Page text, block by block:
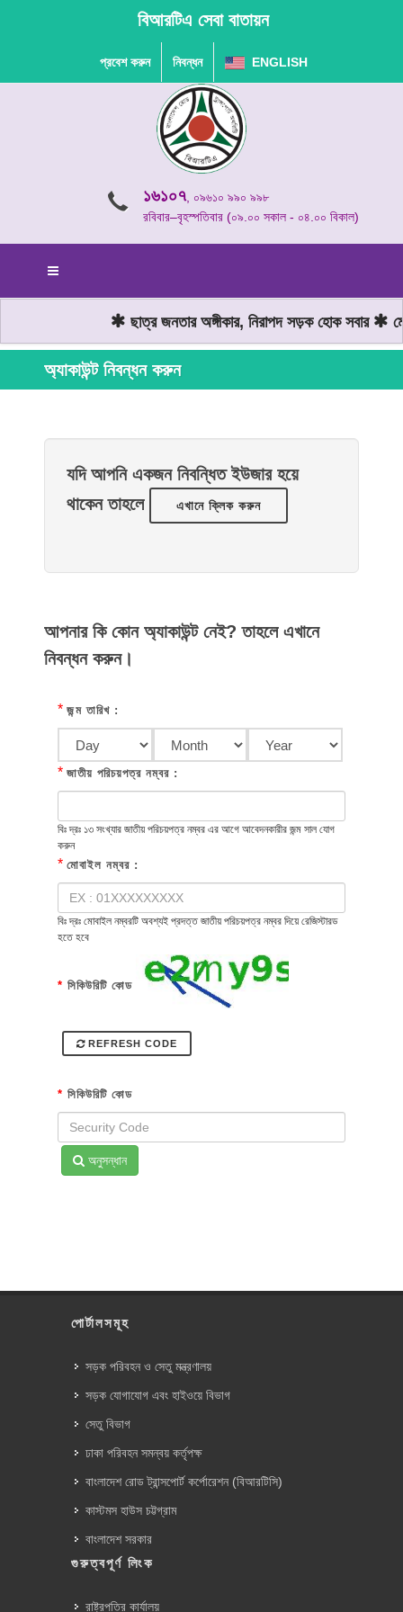
বিআরটিএ সেবা বাতায়ন
প্রবেশ করুন নিবন্ধন ENGLISH
১৬১০৭, ০৯৬১০ ৯৯০ ৯৯৮
রবিবার–বৃহস্পতিবার (০৯.০০ সকাল - ০৪.০০ বিকাল)
ছাত্র জনতার অঙ্গীকার, নিরাপদ সড়ক হোক সবার
অ্যাকাউন্ট নিবন্ধন করুন
যদি আপনি একজন নিবন্ধিত ইউজার হয়ে
থাকেন তাহলে
এখানে ক্লিক করুন
আপনার কি কোন অ্যাকাউন্ট নেই? তাহলে এখানে
নিবন্ধন করুন।
* জন্ম তারিখ :
* জাতীয় পরিচয়পত্র নম্বর :
বিঃ দ্রঃ ১৩ সংখ্যার জাতীয় পরিচয়পত্র নম্বর এর আগে আবেদনকারীর জন্ম সাল যোগ
করুন
* মোবাইল নম্বর :
বিঃ দ্রঃ মোবাইল নম্বরটি অবশ্যই প্রদত্ত জাতীয় পরিচয়পত্র নম্বর দিয়ে রেজিস্টারড
হতে হবে
* সিকিউরিটি কোড
REFRESH CODE
* সিকিউরিটি কোড
অনুসন্ধান
পোর্টালসমূহ
সড়ক পরিবহন ও সেতু মন্ত্রণালয়
সড়ক যোগাযোগ এবং হাইওয়ে বিভাগ
সেতু বিভাগ
ঢাকা পরিবহন সমন্বয় কর্তৃপক্ষ
বাংলাদেশ রোড ট্রান্সপোর্ট কর্পোরেশন (বিআরটিসি)
কাস্টমস হাউস চট্টগ্রাম
বাংলাদেশ সরকার
গুরুত্বপূর্ণ লিংক
রাষ্ট্রপতির কার্যালয়